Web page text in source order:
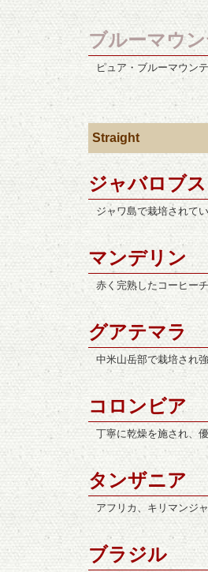
ブルーマウ
ピュア・ブルーマウン
Straight
ジャバロブス
ジャワ島で栽培されて
マンデリン
赤く完熟したコーヒー
グアテマラ
中米山岳部で栽培され
コロンビア
丁寧に乾燥を施され、
タンザニア
アフリカ、キリマンジ
ブラジル